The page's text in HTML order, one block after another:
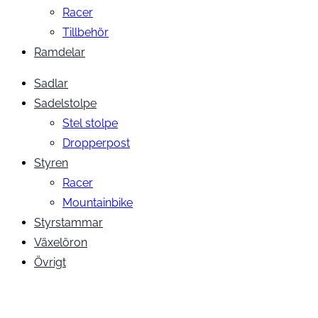
Racer
Tillbehör
Ramdelar
Sadlar
Sadelstolpe
Stel stolpe
Dropperpost
Styren
Racer
Mountainbike
Styrstammar
Växelöron
Övrigt